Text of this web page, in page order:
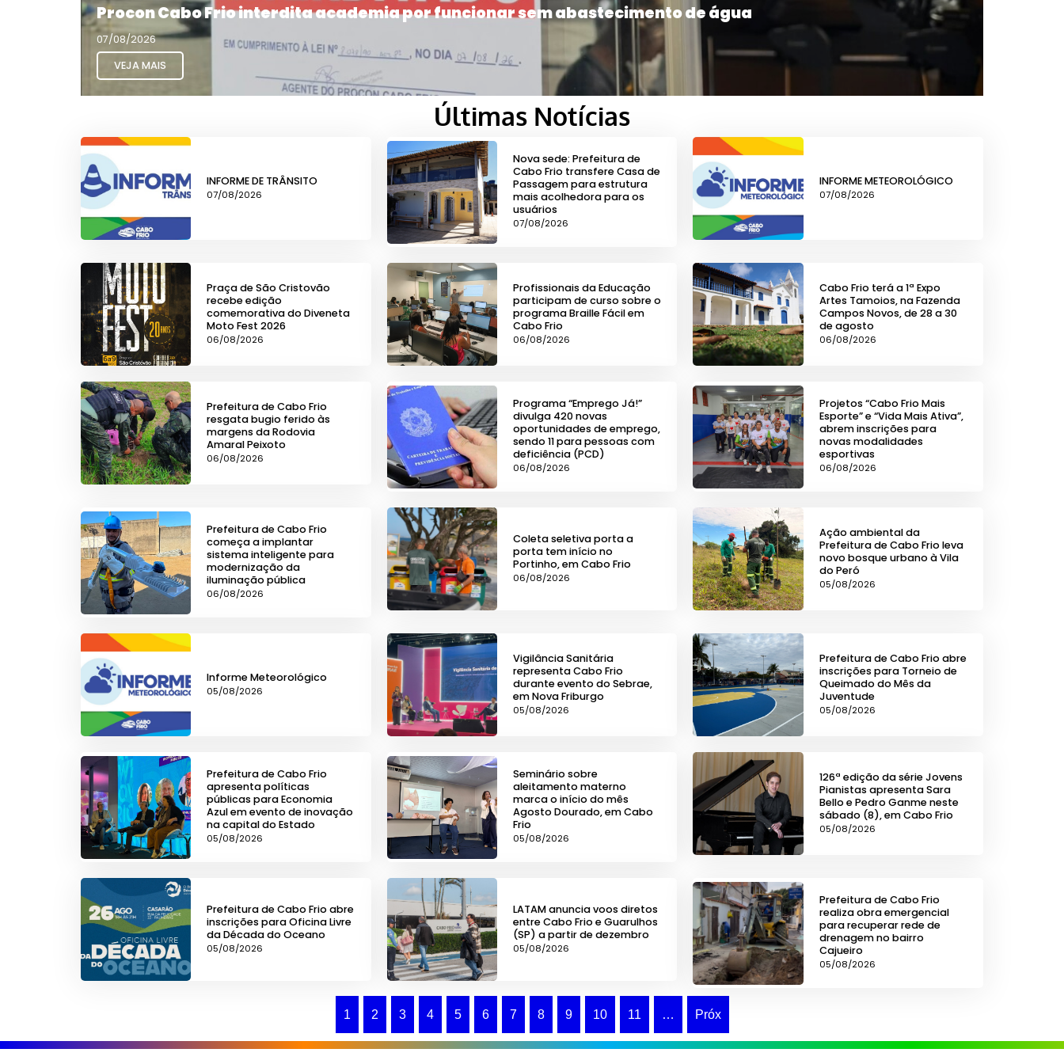
Procon Cabo Frio interdita academia por funcionar sem abastecimento de água
07/08/2026
VEJA MAIS
Últimas Notícias
INFORME DE TRÂNSITO
07/08/2026
Nova sede: Prefeitura de
Cabo Frio transfere Casa de
Passagem para estrutura
mais acolhedora para os
usuários
07/08/2026
INFORME METEOROLÓGICO
07/08/2026
Praça de São Cristovão
recebe edição
comemorativa do Diveneta
Moto Fest 2026
06/08/2026
Profissionais da Educação
participam de curso sobre o
programa Braille Fácil em
Cabo Frio
06/08/2026
Cabo Frio terá a 1ª Expo
Artes Tamoios, na Fazenda
Campos Novos, de 28 a 30
de agosto
06/08/2026
Prefeitura de Cabo Frio
resgata bugio ferido às
margens da Rodovia
Amaral Peixoto
06/08/2026
Programa “Emprego Já!”
divulga 420 novas
oportunidades de emprego,
sendo 11 para pessoas com
deficiência (PCD)
06/08/2026
Projetos “Cabo Frio Mais
Esporte” e “Vida Mais Ativa”,
abrem inscrições para
novas modalidades
esportivas
06/08/2026
Prefeitura de Cabo Frio
começa a implantar
sistema inteligente para
modernização da
iluminação pública
06/08/2026
Coleta seletiva porta a
porta tem início no
Portinho, em Cabo Frio
06/08/2026
Ação ambiental da
Prefeitura de Cabo Frio leva
novo bosque urbano à Vila
do Peró
05/08/2026
Informe Meteorológico
05/08/2026
Vigilância Sanitária
representa Cabo Frio
durante evento do Sebrae,
em Nova Friburgo
05/08/2026
Prefeitura de Cabo Frio abre
inscrições para Torneio de
Queimado do Mês da
Juventude
05/08/2026
Prefeitura de Cabo Frio
apresenta políticas
públicas para Economia
Azul em evento de inovação
na capital do Estado
05/08/2026
Seminário sobre
aleitamento materno
marca o início do mês
Agosto Dourado, em Cabo
Frio
05/08/2026
126ª edição da série Jovens
Pianistas apresenta Sara
Bello e Pedro Ganme neste
sábado (8), em Cabo Frio
05/08/2026
Prefeitura de Cabo Frio abre
inscrições para Oficina Livre
da Década do Oceano
05/08/2026
LATAM anuncia voos diretos
entre Cabo Frio e Guarulhos
(SP) a partir de dezembro
05/08/2026
Prefeitura de Cabo Frio
realiza obra emergencial
para recuperar rede de
drenagem no bairro
Cajueiro
05/08/2026
1 2 3 4 5 6 7 8 9 10 11 … Próx